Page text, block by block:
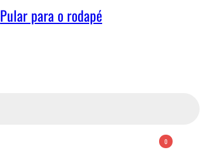
Pular para o rodapé
0